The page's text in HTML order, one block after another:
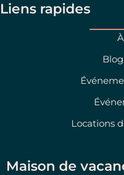
Liens rapides
Locations
Maison de